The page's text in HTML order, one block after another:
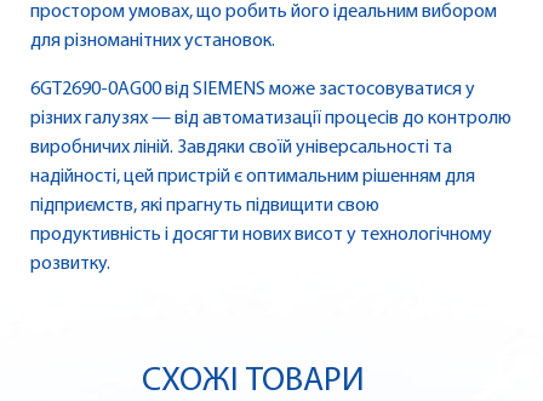
простором умовах, що робить його ідеальним вибором
для різноманітних установок.
6GT2690-0AG00 від SIEMENS може застосовуватися у
різних галузях — від автоматизації процесів до контролю
виробничих ліній. Завдяки своїй універсальності та
надійності, цей пристрій є оптимальним рішенням для
підприємств, які прагнуть підвищити свою
продуктивність і досягти нових висот у технологічному
розвитку.
СХОЖІ ТОВАРИ